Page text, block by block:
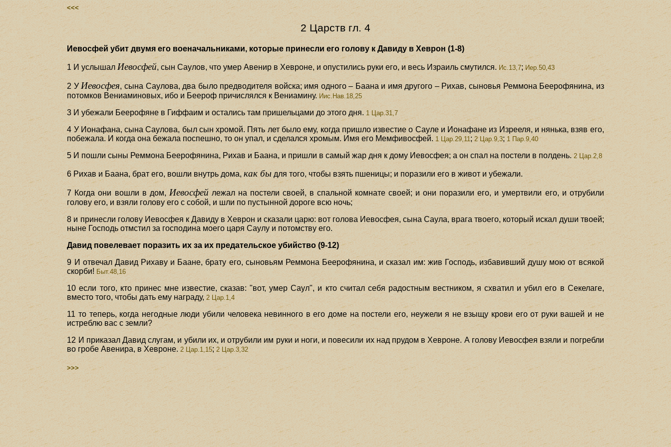
<<<
2 Царств гл. 4
Иевосфей убит двумя его военачальниками, которые принесли его голову к Давиду в Хеврон (1-8)
1 И услышал Иевосфей, сын Саулов, что умер Авенир в Хевроне, и опустились руки его, и весь Израиль смутился. Ис.13,7;Иер.50,43
2 У Иевосфея, сына Саулова, два было предводителя войска; имя одного – Баана и имя другого – Рихав, сыновья Реммона Беерофянина, из
потомков Вениаминовых, ибо и Беероф причислялся к Вениамину.Иис.Нав.18,25
3 И убежали Беерофяне в Гиффаим и остались там пришельцами до этого дня. 1 Цар.31,7
4 У Ионафана, сына Саулова, был сын хромой. Пять лет было ему, когда пришло известие о Сауле и Ионафане из Изрееля, и нянька, взяв его,
побежала. И когда она бежала поспешно, то он упал, и сделался хромым. Имя его Мемфивосфей. 1 Цар.29,11 ;2 Цар.9,3; 1 Пар.9,40
5 И пошли сыны Реммона Беерофянина, Рихав и Баана, и пришли в самый жар дня к дому Иевосфея; а он спал на постели в полдень. 2 Цар.2,8
6 Рихав и Баана, брат его, вошли внутрь дома,как бы для того, чтобы взять пшеницы; и поразили его в живот и убежали.
7 Когда они вошли в дом,Иевосфей лежал на постели своей, в спальной комнате своей; и они поразили его, и умертвили его, и отрубили
голову его, и взяли голову его с собой, и шли по пустынной дороге всю ночь;
8 и принесли голову Иевосфея к Давиду в Хеврон и сказали царю: вот голова Иевосфея, сына Саула, врага твоего, который искал души твоей;
ныне Господь отмстил за господина моего царя Саулу и потомству его.
Давид повелевает поразить их за их предательское убийство (9-12)
9 И отвечал Давид Рихаву и Баане, брату его, сыновьям Реммона Беерофянина, и сказал им: жив Господь, избавивший душу мою от всякой
скорби! Быт.48,16
10 если того, кто принес мне известие, сказав: "вот, умер Саул", и кто считал себя радостным вестником, я схватил и убил его в Секелаге,
вместо того, чтобы дать ему награду, 2 Цар.1,4
11 то теперь, когда негодные люди убили человека невинного в его доме на постели его, неужели я не взыщу крови его от руки вашей и не
истреблю вас с земли?
12 И приказал Давид слугам, и убили их, и отрубили им руки и ноги, и повесили их над прудом в Хевроне. А голову Иевосфея взяли и погребли
во гробе Авенира, в Хевроне. 2 Цар.1,15; 2 Цар.3,32
>>>